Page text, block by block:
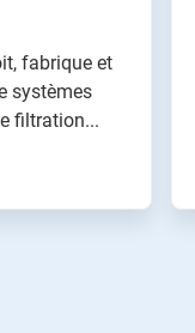
fabrique et
systèmes
filtration...